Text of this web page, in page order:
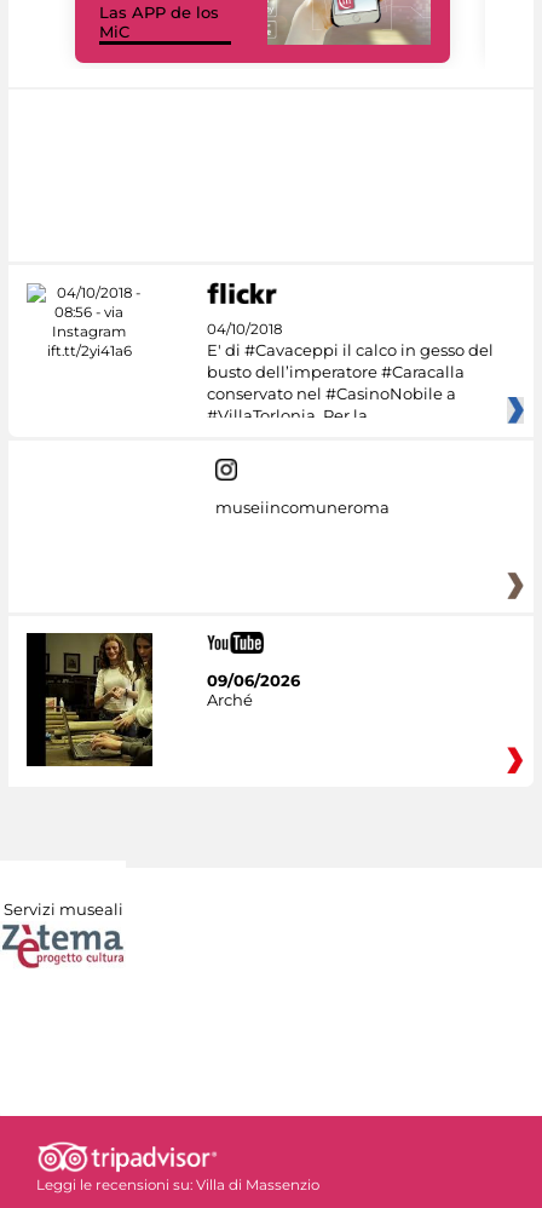
Las APP de los
MiC
04/10/2018
E' di #Cavaceppi il calco in gesso del
busto dell’imperatore #Caracalla
conservato nel #CasinoNobile a
#VillaTorlonia. Per la
museiincomuneroma
09/06/2026
Arché
Servizi museali
Leggi le recensioni su: Villa di Massenzio